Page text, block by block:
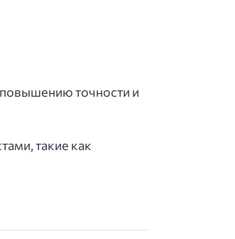
повышению точности и
такие как